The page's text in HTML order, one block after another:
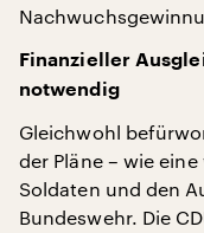
Finanzieller
notwendig
Gleichwohl
der Pläne – wie
Soldaten und den
Bundeswehr. Die